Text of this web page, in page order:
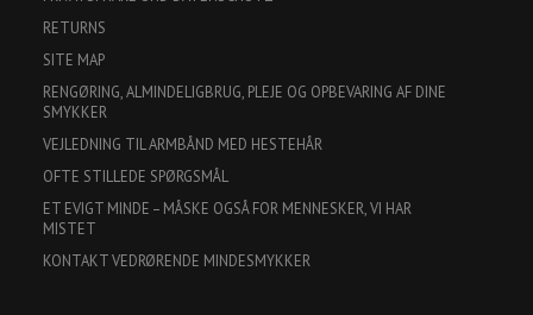
RETURNS
SITE MAP
RENGØRING, ALMINDELIGBRUG, PLEJE OG OPBEVARING AF DINE
SMYKKER
VEJLEDNING TIL ARMBÅND MED HESTEHÅR
OFTE STILLEDE SPØRGSMÅL
ET EVIGT MINDE – MÅSKE OGSÅ FOR MENNESKER, VI HAR
MISTET
KONTAKT VEDRØRENDE MINDESMYKKER